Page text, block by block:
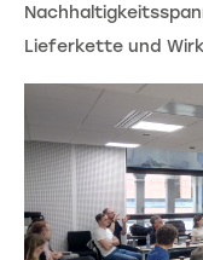
Lieferkette und